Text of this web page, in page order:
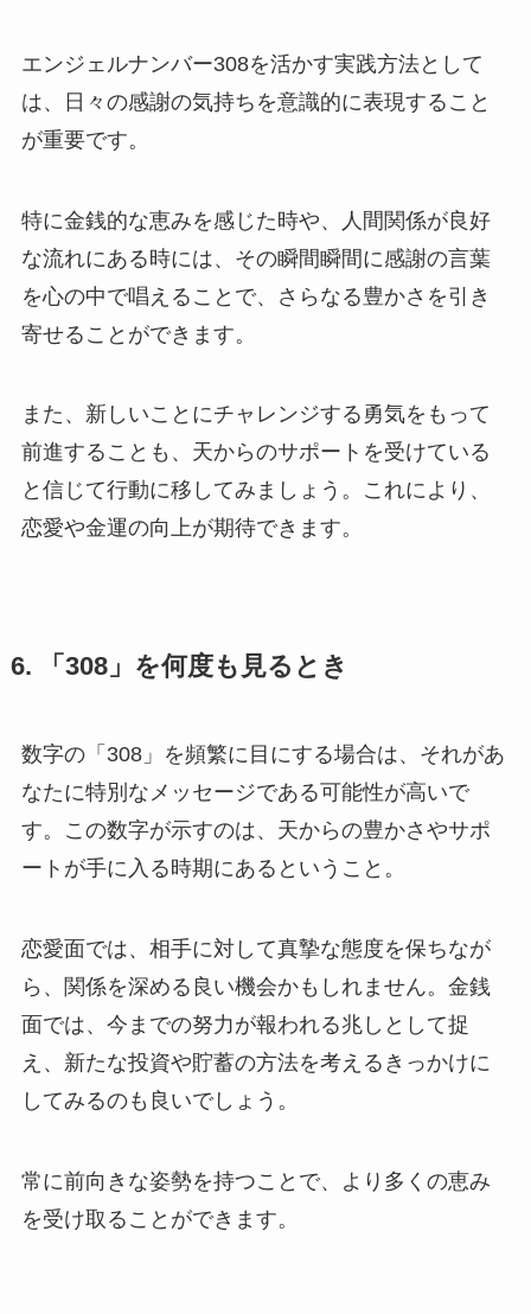
エンジェルナンバー308を活かす実践方法として
は、日々の感謝の気持ちを意識的に表現すること
が重要です。
特に金銭的な恵みを感じた時や、人間関係が良好
な流れにある時には、その瞬間瞬間に感謝の言葉
を心の中で唱えることで、さらなる豊かさを引き
寄せることができます。
また、新しいことにチャレンジする勇気をもって
前進することも、天からのサポートを受けている
と信じて行動に移してみましょう。これにより、
恋愛や金運の向上が期待できます。
6. 「308」を何度も見るとき
数字の「308」を頻繁に目にする場合は、それがあ
なたに特別なメッセージである可能性が高いで
す。この数字が示すのは、天からの豊かさやサポ
ートが手に入る時期にあるということ。
恋愛面では、相手に対して真摯な態度を保ちなが
ら、関係を深める良い機会かもしれません。金銭
面では、今までの努力が報われる兆しとして捉
え、新たな投資や貯蓄の方法を考えるきっかけに
してみるのも良いでしょう。
常に前向きな姿勢を持つことで、より多くの恵み
を受け取ることができます。